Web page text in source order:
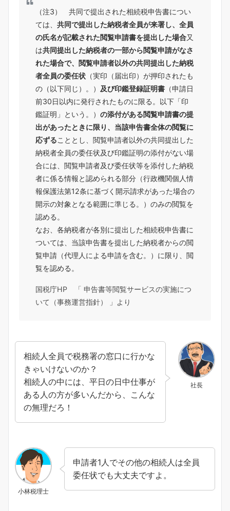
（注3） 共同で提出された相続税申告書につい
ては、 共同で提出した納税者全員が来署し、全員
の氏名が記載された閲覧申請書を提出した場合又
は共同提出した納税者の一部から閲覧申請がなさ
れた場合で、閲覧申請者以外の共同提出した納税
者全員の委任状 （実印（届出印）が押印されたも
の（以下同じ）。） 及び印鑑登録証明書 （申請日
前30日以内に発行されたものに限る。以下「印
鑑証明」という。） の添付がある閲覧申請書の提
出があったときに限り、当該申告書全体の閲覧に
応ずることとし、閲覧申請者以外の共同提出した
納税者全員の委任状及び印鑑証明の添付がない場
合には、閲覧申請者及び委任状等を添付した納税
者に係る情報と認められる部分（行政機関個人情
報保護法第12条に基づく開示請求があった場合の
開示の対象となる範囲に準じる。）のみの閲覧を
認める。
なお、各納税者が各別に提出した相続税申告書に
ついては、当該申告書を提出した納税者からの閲
覧申請（代理人による申請を含む。）に限り、閲
覧を認める。
国税庁HP 「 申告書等閲覧サービスの実施につ
いて（事務運営指針） 」より
社長
相続人全員で税務署の窓口に行かな
きゃいけないのか？
相続人の中には、平日の日中仕事が
ある人の方が多いんだから、こんな
の無理だろ！
小林税理士
申請者1人でその他の相続人は全員
委任状でも大丈夫ですよ。